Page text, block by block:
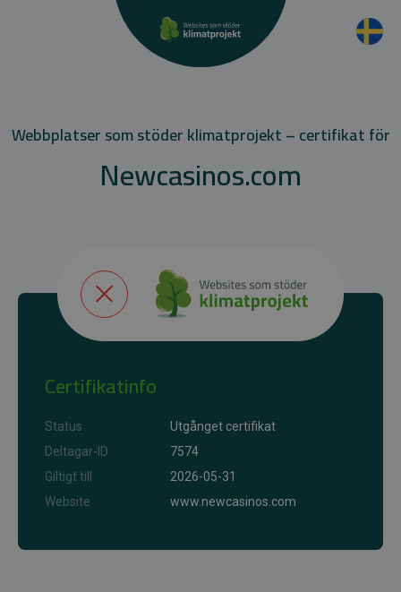
Webbplatser som stöder klimatprojekt – certifikat för
Newcasinos.com
Certifikatinfo
Status
Utgånget certifikat
Deltagar-ID
7574
Giltigt till
2026-05-31
Website
www.newcasinos.com